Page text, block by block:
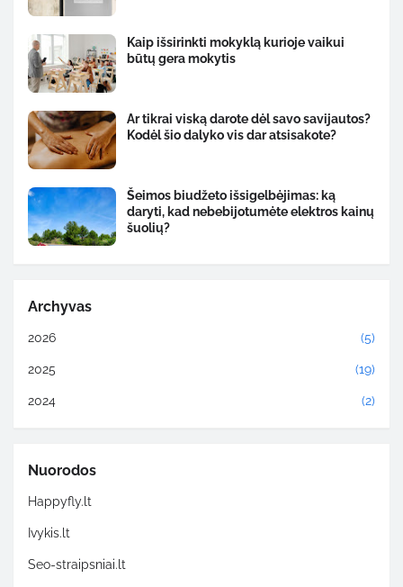
Kaip išsirinkti mokyklą kurioje vaikui
būtų gera mokytis
Ar tikrai viską darote dėl savo savijautos?
Kodėl šio dalyko vis dar atsisakote?
Šeimos biudžeto išsigelbėjimas: ką
daryti, kad nebebijotumėte elektros kainų
šuolių?
Archyvas
2026 (5)
2025 (19)
2024 (2)
Nuorodos
Happyfly.lt
Ivykis.lt
Seo-straipsniai.lt